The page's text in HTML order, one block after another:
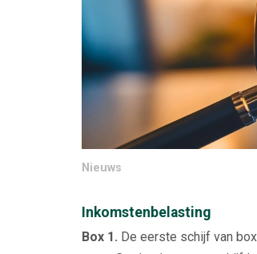
Nieuws
Inkomstenbelasting
Box 1. De eerste schijf van